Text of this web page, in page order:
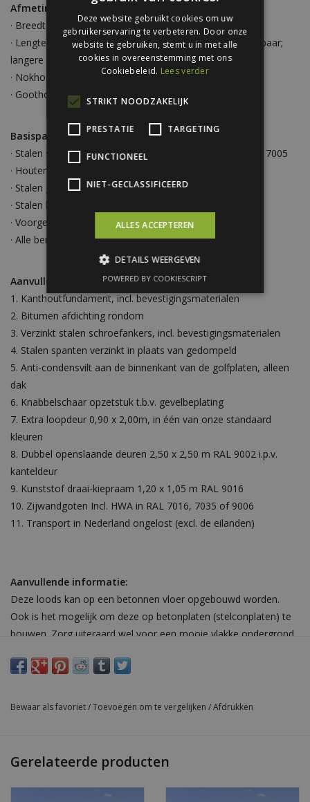
Afmetingen:
· Breedte: 6,00 m
· Lengte: vanaf 5,00 m (per 2,5 meter onbeperkt uitbreidbaar;
langere lengtes op aanvraag mogelijk)
· Nokhoogte: 3,40 m
· Goothoogte: 2,60 m
Basispakket Zadeldak schuur:
· Stalen spanten voorzien van primer in RAL 6011 of RAL 7005
· Houten gordingen 63x76 mm
· Stalen golfplaten in onze 11 standaardkleuren
· Stalen boeidelen tbv voor/achter gevel
· Voorgevel met garagedeur 2,50 x 2,375 m, RAL 9016
· Alle benodigde bevestigingsmaterialen
Aanvullende mogelijkheden:
Kanthoutfundament, incl. bevestigingsmaterialen
Bitumen afdichting rondom
Verzinkt stalen schroefankers, incl. bevestigingsmaterialen
Stalen spanten verzinkt in plaats van gedompeld
Anti-condensvilt aan de binnenkant van de golfplaten, alleen
dak
Knabbelschaar opzetstuk t.b.v. gevelbeplating
Extra loopdeur 0,90 x 2,00m, in één van onze standaard
kleuren
Dubbel openslaande deuren 2,50 x 2,50 m RAL 9002 i.p.v.
kanteldeur
Kunststof draai-kiepraam 1,20 x 1,05 m RAL 9016
Zijwandgoten Incl. HWA in RAL 7016, 7035 of 9006
Transport in Nederland ongelost (excl. de eilanden)
Aanvullende informatie:
Deze loods kan op een betonnen vloer opgebouwd worden.
Ook is het mogelijk om deze op betonplaten (stelconplaten) te
bouwen. Zorg uiteraard wel voor een mooie vlakke ondergrond.
worden met een hardhouten funderingsbalk.
U kunt altijd even contact met ons opnemen als u vragen
Bewaar als favoriet/Toevoegen om te vergelijken /Afdrukken
Gerelateerde producten
Deze website gebruikt cookies om uw
gebruikerservaring te verbeteren. Door onze
website te gebruiken, stemt u in met alle
cookies in overeenstemming met ons
Cookiebeleid. Lees verder
STRIKT NOODZAKELIJK
PRESTATIE TARGETING
FUNCTIONEEL
NIET-GECLASSIFICEERD
ALLES ACCEPTEREN
DETAILS WEERGEVEN
POWERED BY COOKIESCRIPT